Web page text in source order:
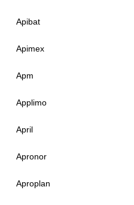
Apibat
Apimex
Apm
Applimo
April
Apronor
Aproplan